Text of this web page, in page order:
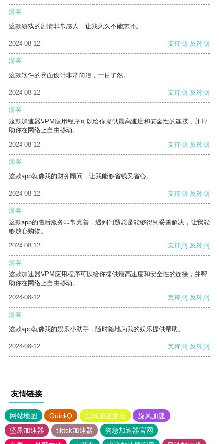
游客
这款游戏的剧情非常感人，让我久久不能忘怀。
2024-08-12 支持[0] 反对[0]
游客
这款软件的界面设计非常简洁，一目了然。
2024-08-12 支持[0] 反对[0]
游客
这款加速器VPM应用程序可以给你提供最高速度和安全性的连接，并帮
助你在网络上自由移动。
2024-08-12
支持[0] 反对[0]
游客
这款app就像我的财务顾问，让我能够省钱又省心。
2024-08-12 支持[0] 反对[0]
游客
这款app的售后服务非常完善，遇到问题总是能够得到妥善解决，让我能
够放心购物。
2024-08-12
支持[0] 反对[0]
游客
这款加速器VPM应用程序可以给你提供最高速度和安全性的连接，并帮
助你在网络上自由移动。
2024-08-12
支持[0] 反对[0]
游客
这款app就像我的娱乐小助手，随时随地为我的娱乐提供帮助。
2024-08-12 支持[0] 反对[0]
友情链接
网站地图 QuickQ 旋风加速度器
旋风加速
坚果加速器
tiktok加速器
狗急加速器官网